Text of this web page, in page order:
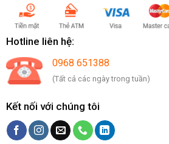
Hotline liên hệ:
0968 651388
(Tất cả các ngày trong tuần)
Kết nối với chúng tôi